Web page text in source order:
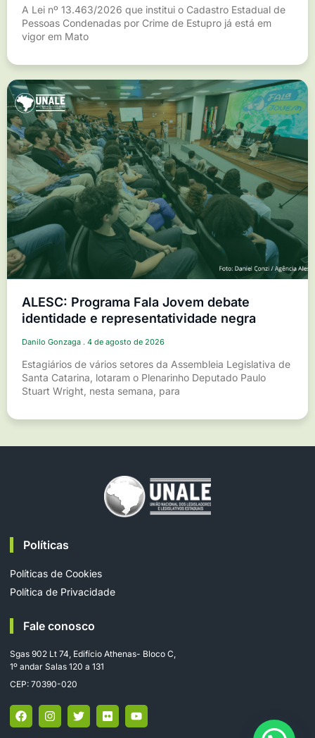
A Lei nº 13.463/2026 que institui o Cadastro Estadual de
Pessoas Condenadas por Crime de Estupro já está em
vigor em Mato
ALESC: Programa Fala Jovem debate
identidade e representatividade negra
Danilo Gonzaga 4 de agosto de 2026
Estagiários de vários setores da Assembleia Legislativa de
Santa Catarina, lotaram o Plenarinho Deputado Paulo
Stuart Wright, nesta semana, para
Políticas
Políticas de Cookies
Política de Privacidade
Fale conosco
Sgas 902 Lt 74, Edifício Athenas- Bloco C,
1º andar Salas 120 a 131
CEP: 70390-020